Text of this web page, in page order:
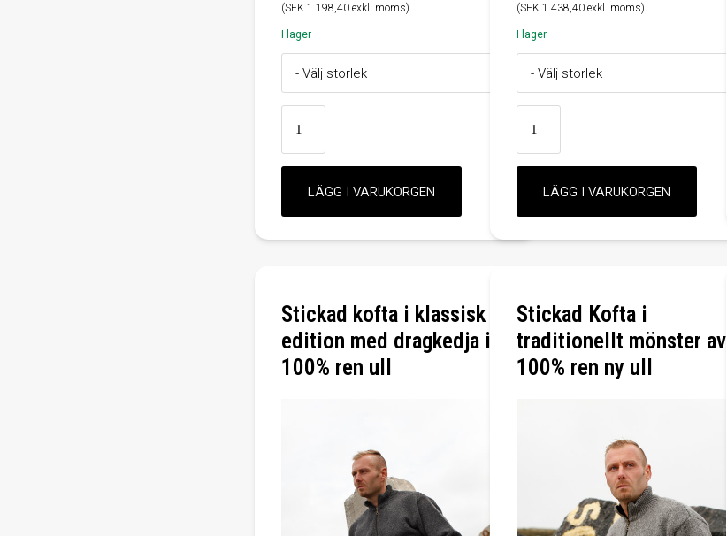
(SEK 1.198,40 exkl. moms)
I lager
(SEK 1.438,40 exkl. moms)
I lager
Stickad kofta i klassisk
edition med dragkedja i
100% ren ull
Stickad Kofta i
traditionellt mönster av
100% ren ny ull